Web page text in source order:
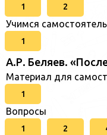
1 2
Учимся
1
А.Р. Беляев.
Материал для
1
Вопросы
1 2